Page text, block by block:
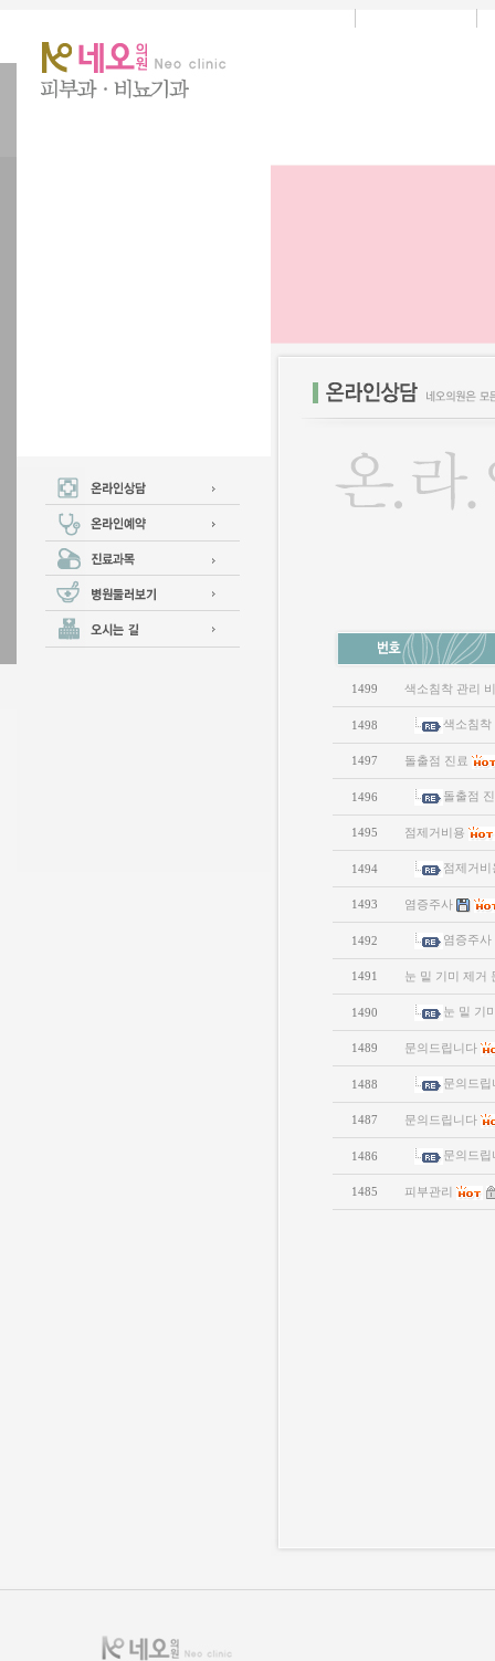
1499 색소침착 관리
1498 색소침착
1497 돌출점 진료
1496 돌출점
1495 점제거비용
1494 점제거비
1493 염증주사
1492 염증주사
1491 눈 밑 기미 제거
1490 눈 밑 기
1489 문의드립니다
1488 문의드립
1487 문의드립니다
1486 문의드립
1485 피부관리